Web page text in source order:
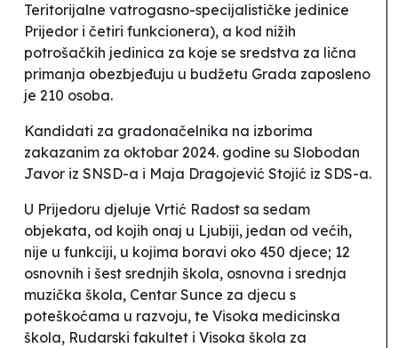
Teritorijalne vatrogasno-specijalističke jedinice
Prijedor i četiri funkcionera), a kod nižih
potrošačkih jedinica za koje se sredstva za lična
primanja obezbjeđuju u budžetu Grada zaposleno
je 210 osoba.
Kandidati za gradonačelnika na izborima
zakazanim za oktobar 2024. godine su Slobodan
Javor iz SNSD-a i Maja Dragojević Stojić iz SDS-a.
U Prijedoru djeluje Vrtić Radost sa sedam
objekata, od kojih onaj u Ljubiji, jedan od većih,
nije u funkciji, u kojima boravi oko 450 djece; 12
osnovnih i šest srednjih škola, osnovna i srednja
muzička škola, Centar Sunce za djecu s
poteškoćama u razvoju, te Visoka medicinska
škola, Rudarski fakultet i Visoka škola za